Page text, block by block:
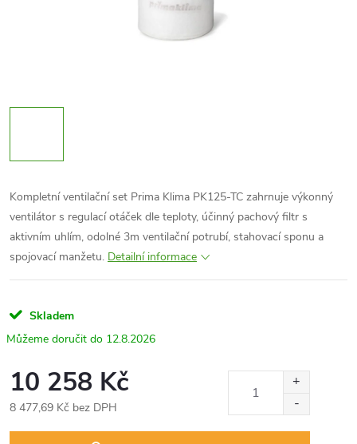
Kompletní ventilační set Prima Klima PK125-TC zahrnuje výkonný
ventilátor s regulací otáček dle teploty, účinný pachový filtr s
aktivním uhlím, odolné 3m ventilační potrubí, stahovací sponu a
spojovací manžetu. Detailní informace
Skladem
12.8.2026
10 258 Kč
8 477,69 Kč bez DPH